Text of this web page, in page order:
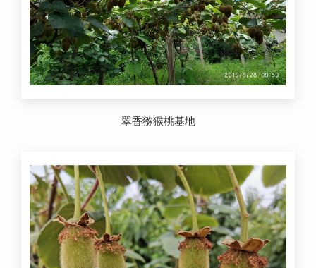
翠香猕猴桃基地